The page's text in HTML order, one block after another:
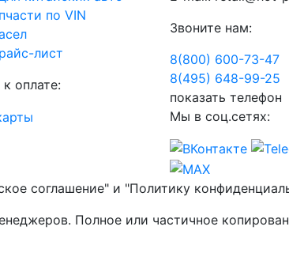
по VIN
лист
оплате:
Звоните нам:
8(800) 600-73-47
8(495) 648-99-25
показать телефон
Мы в соц.сетях:
соглашение" и "Политику
Полное или частичное